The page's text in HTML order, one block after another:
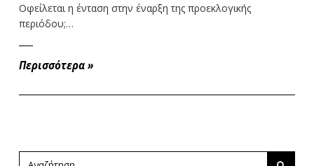
Οφείλεται η ένταση στην έναρξη της προεκλογικής
περιόδου;…
Περισσότερα »